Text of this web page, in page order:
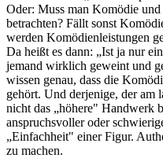
Oder: Muss man Komödie
betrachten? Fällt sonst
werden Komödienleistungen
Da heißt es dann: „Ist ja nur
jemand wirklich geweint und
wissen genau, dass die
gehört. Und derjenige, der am
nicht das „höhere" Handwerk
anspruchsvoller oder
„Einfachheit" einer Figur.
zu machen.